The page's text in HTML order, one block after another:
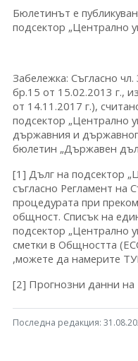
Бюлетинът е
подсектор „Централно
Забележка: Съгласно
бр.15 от 15.02.2013 г.,
от 14.11.2017 г.),
подсектор „Централно
държавния и
бюлетин „Държавен
[1] Дълг на подсектор
съгласно Регламент на
процедурата при
общност. Списък на
подсектор „Централно
сметки в Общността
,можете да намерите
[2] Прогнозни данни на
Последна редакция: